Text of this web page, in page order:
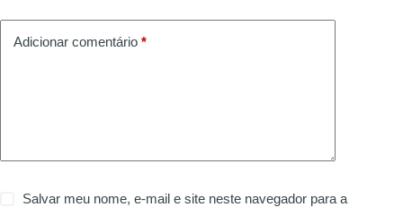
Adicionar comentário *
Salvar meu nome, e-mail e site neste navegador para a